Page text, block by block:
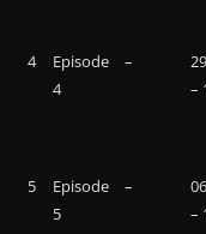
4
Episode
4
–
–
5
Episode
5
–
–